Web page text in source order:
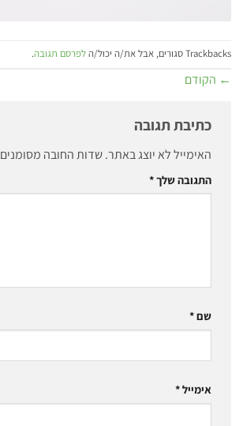
Trackbacks סגורים, אבל את/ה יכול/ה לפרסם תגובה.
← הקודם
כתיבת תגובה
האימייל לא יוצג באתר.שדות החובה מסומנים
התגובה שלך*
שם*
אימייל*